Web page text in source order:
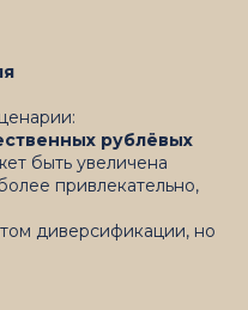
рублёвых
быть увеличена
привлекательно,
диверсификации, но